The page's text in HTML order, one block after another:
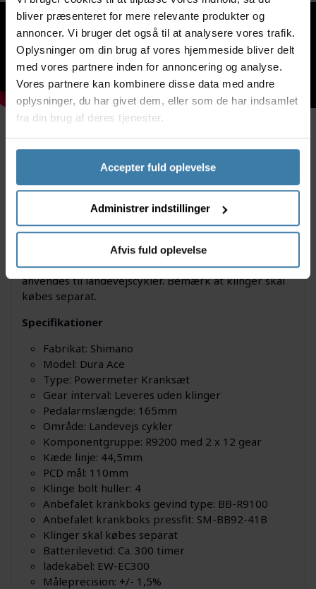
bliver præsenteret for mere relevante produkter og
annoncer. Vi bruger det også til at analysere vores trafik.
Oplysninger om din brug af vores hjemmeside bliver delt
med vores partnere inden for annoncering og analyse.
Vores partnere kan kombinere disse data med andre
oplysninger, du har givet dem, eller som de har indsamlet
fra din brug af deres tjenester.
Accepter fuld oplevelse
Administrer indstillinger
Afvis fuld oplevelse
Beskrivelse Specifikationer Wattmåler info
Dokumenter
Denne Shimano Dura Ace Powermeter kranksæt er
med 165 mm pedalarme uden klinger. kranksættet
hører til Shimano 12 gears komponenter og
anvendes til landevejscykler. Bemærk at klinger skal
købes separat.
Specifikationer
Fabrikat: Shimano
Model: Dura Ace
Type: Powermeter Kranksæt
Gear interval: Leveres uden klinger
Pedalarmslængde: 165mm
Område: Landevejs cykler
Komponentgruppe: R9200 med 2 x 12 gear
Kæde linje: 44,5mm
PCD mål: 110mm
Klinge bolt huller: 4
Anbefalet krankboks gevind type: BB-R9100
Anbefalet krankboks pressfit: SM-BB92-41B
Klinger skal købes separat
Batterilevetid: Ca. 300 timer
ladekabel: EW-EC300
Måleprecision: +/- 1,5%